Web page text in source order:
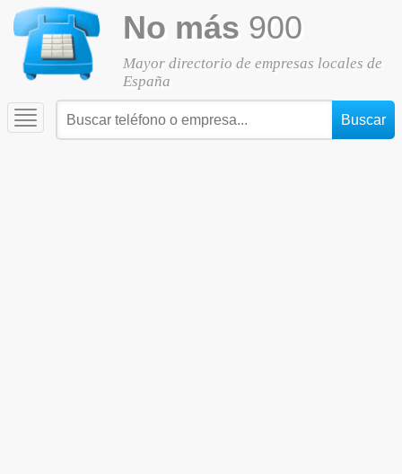
No más 900
Mayor directorio de empresas locales de
España
Toggle
navigation